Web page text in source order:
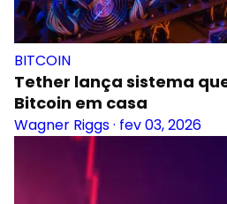
BITCOIN
Tether lança sistema
Bitcoin em casa
Wagner Riggs· fev 03, 2026